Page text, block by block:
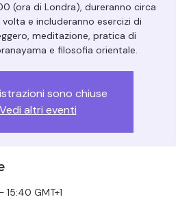
(ora di Londra), dureranno circa
e includeranno esercizi di
meditazione, pratica di
e filosofia orientale.
sono chiuse
Vedi altri eventi
15:40 GMT+1